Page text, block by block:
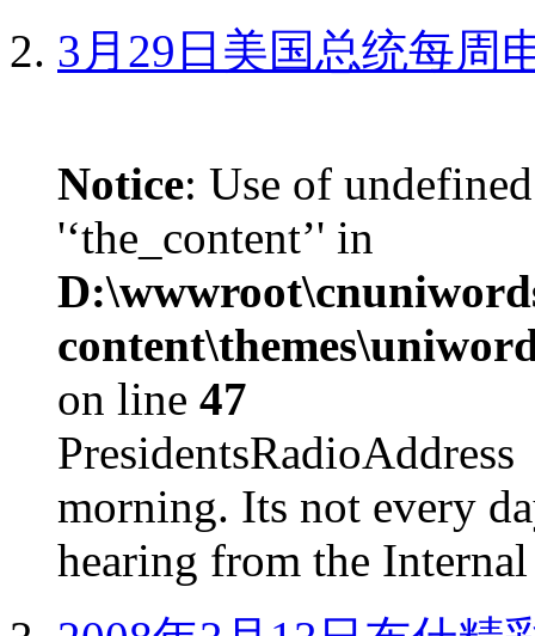
3月29日美国总统每周
Notice: Use of
'‘the_content’' in
on line 47
morning. Its not every
hearing from the